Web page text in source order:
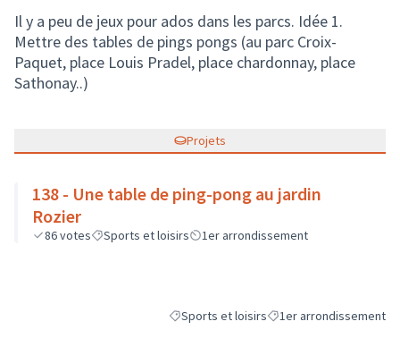
Il y a peu de jeux pour ados dans les parcs. Idée 1.
Mettre des tables de pings pongs (au parc Croix-
Paquet, place Louis Pradel, place chardonnay, place
Sathonay..)
Projets
138 - Une table de ping-pong au jardin
Rozier
86votes Sports et loisirs 1er arrondissement
Filtrer les résultats de la catégorie :
Sports et loisirsFiltrer les résultats
1er arrondissement